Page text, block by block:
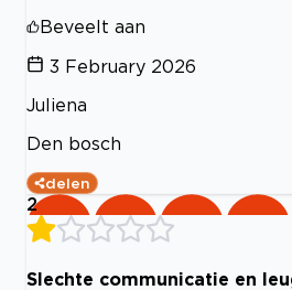
Beveelt aan
3 February 2026
Juliena
Den bosch
delen
2
Slechte communicatie en